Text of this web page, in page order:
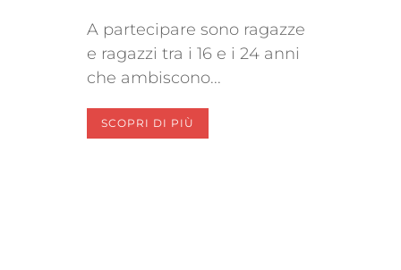
A partecipare sono ragazze
e ragazzi tra i 16 e i 24 anni
che ambiscono...
SCOPRI DI PIÙ